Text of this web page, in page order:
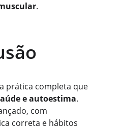
.
prática completa que
e autoestima.
com
correta e hábitos